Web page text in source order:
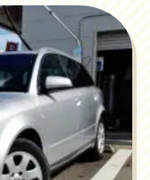
手放すならハッピ
きました。今売っ
ますとか、すぐ
むような買い方
になって話し込ん
者としては本当に
あそれがハッピー